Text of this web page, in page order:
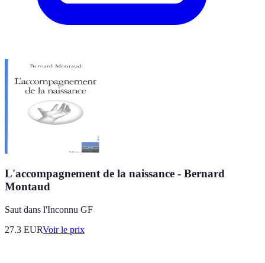
L'accompagnement de la naissance - Bernard
Montaud
Saut dans l'Inconnu GF
27.3 EURVoir le prix